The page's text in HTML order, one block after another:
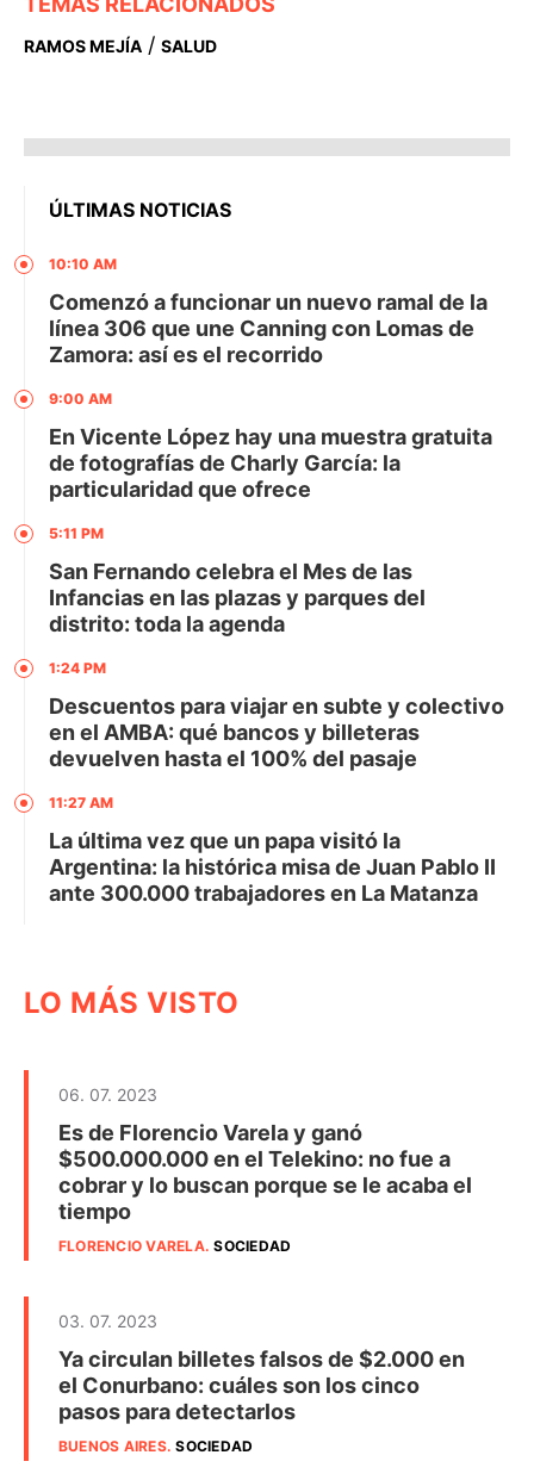
RAMOS MEJÍA / SALUD
ÚLTIMAS NOTICIAS
10:10 AM
Comenzó a funcionar un nuevo ramal de la
línea 306 que une Canning con Lomas de
Zamora: así es el recorrido
9:00 AM
En Vicente López hay una muestra gratuita
de fotografías de Charly García: la
particularidad que ofrece
5:11 PM
San Fernando celebra el Mes de las
Infancias en las plazas y parques del
distrito: toda la agenda
1:24 PM
Descuentos para viajar en subte y colectivo
en el AMBA: qué bancos y billeteras
devuelven hasta el 100% del pasaje
11:27 AM
La última vez que un papa visitó la
Argentina: la histórica misa de Juan Pablo II
ante 300.000 trabajadores en La Matanza
LO MÁS VISTO
06. 07. 2023
Es de Florencio Varela y ganó
$500.000.000 en el Telekino: no fue a
cobrar y lo buscan porque se le acaba el
tiempo
FLORENCIO VARELA.SOCIEDAD
03. 07. 2023
Ya circulan billetes falsos de $2.000 en
el Conurbano: cuáles son los cinco
pasos para detectarlos
BUENOS AIRES.SOCIEDAD